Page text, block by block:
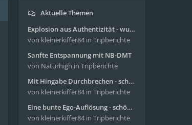
Aktuelle Themen
Explosion aus Authentizität - wunderbare Reise mit 4g Pilze
von kleinerkiffer84 in Tripberichte
Sanfte Entspannung mit NB-DMT
von Naturhigh in Tripberichte
Mit Hingabe Durchbrechen - schöne Reise mit 4g Pilze
von kleinerkiffer84 in Tripberichte
Eine bunte Ego-Auflösung - schöne Reise mit 4-AcO-DMT
von kleinerkiffer84 in Tripberichte